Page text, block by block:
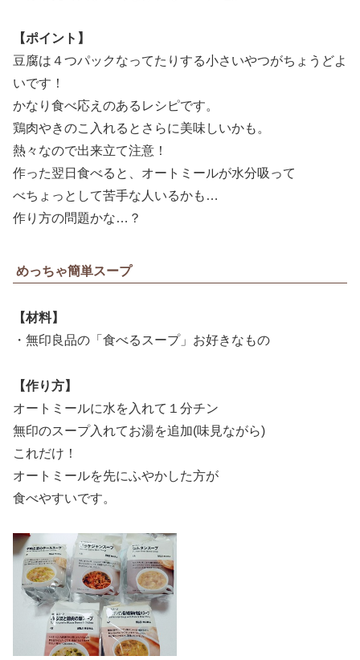
【ポイント】
豆腐は４つパックなってたりする小さいやつがちょうどよ
いです！
かなり食べ応えのあるレシピです。
鶏肉やきのこ入れるとさらに美味しいかも。
熱々なので出来立て注意！
作った翌日食べると、オートミールが水分吸って
べちょっとして苦手な人いるかも…
作り方の問題かな…？
めっちゃ簡単スープ
【材料】
・無印良品の「食べるスープ」お好きなもの
【作り方】
オートミールに水を入れて１分チン
無印のスープ入れてお湯を追加(味見ながら)
これだけ！
オートミールを先にふやかした方が
食べやすいです。